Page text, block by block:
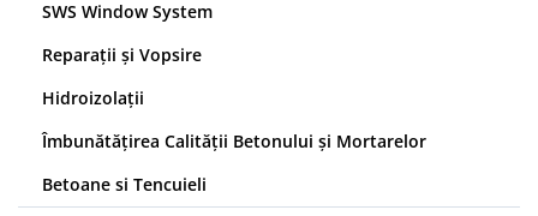
SWS Window System
Reparații și Vopsire
Hidroizolații
Îmbunătăţirea Calităţii Betonului și Mortarelor
Betoane si Tencuieli